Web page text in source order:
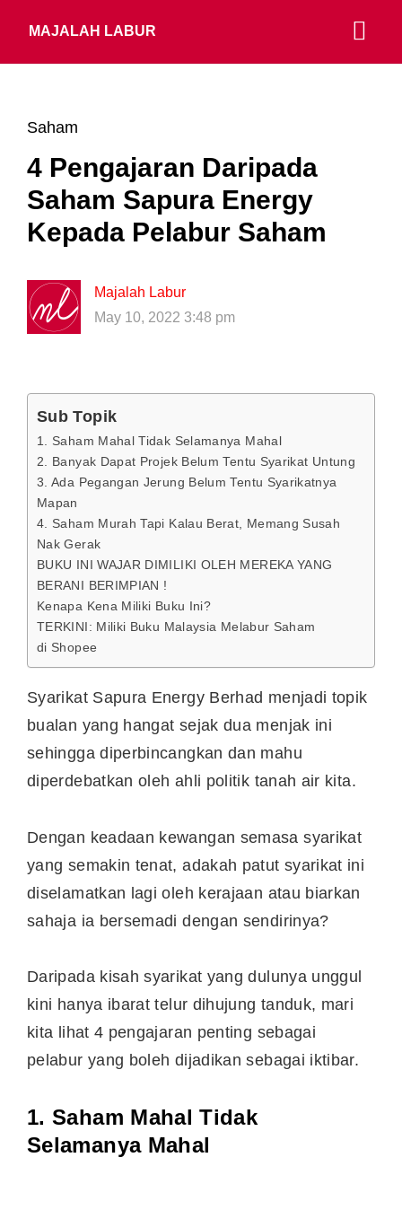
MAJALAH LABUR
Saham
4 Pengajaran Daripada
Saham Sapura Energy
Kepada Pelabur Saham
Majalah Labur
May 10, 2022 3:48 pm
Sub Topik
1. Saham Mahal Tidak Selamanya Mahal
2. Banyak Dapat Projek Belum Tentu Syarikat Untung
3. Ada Pegangan Jerung Belum Tentu Syarikatnya
Mapan
4. Saham Murah Tapi Kalau Berat, Memang Susah
Nak Gerak
BUKU INI WAJAR DIMILIKI OLEH MEREKA YANG
BERANI BERIMPIAN !
Kenapa Kena Miliki Buku Ini?
TERKINI: Miliki Buku Malaysia Melabur Saham
di Shopee
Syarikat Sapura Energy Berhad menjadi topik
bualan yang hangat sejak dua menjak ini
sehingga diperbincangkan dan mahu
diperdebatkan oleh ahli politik tanah air kita.
Dengan keadaan kewangan semasa syarikat
yang semakin tenat, adakah patut syarikat ini
diselamatkan lagi oleh kerajaan atau biarkan
sahaja ia bersemadi dengan sendirinya?
Daripada kisah syarikat yang dulunya unggul
kini hanya ibarat telur dihujung tanduk, mari
kita lihat 4 pengajaran penting sebagai
pelabur yang boleh dijadikan sebagai iktibar.
1. Saham Mahal Tidak
Selamanya Mahal